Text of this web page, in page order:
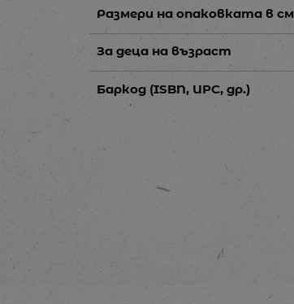
Размери на опаковката в см
За деца на възраст
Баркод (ISBN, UPC, др.)